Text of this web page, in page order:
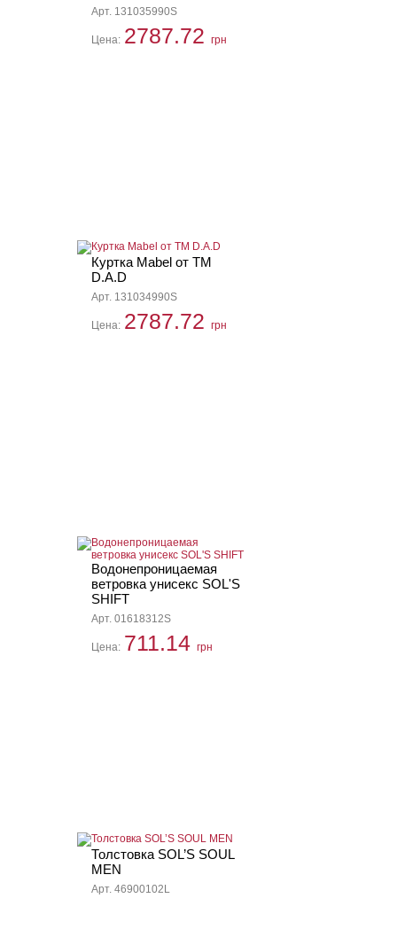
Арт. 131035990S
Цена: 2787.72 грн
Куртка Mabel от ТМ
D.A.D
Арт. 131034990S
Цена: 2787.72 грн
Водонепроницаемая
ветровка унисекс SOL'S
SHIFT
Арт. 01618312S
Цена: 711.14 грн
Толстовка SOL’S SOUL
MEN
Арт. 46900102L